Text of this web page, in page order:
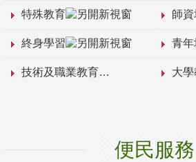
特殊教育 師
終身學習 青
技術及職業教育 大
便民服務